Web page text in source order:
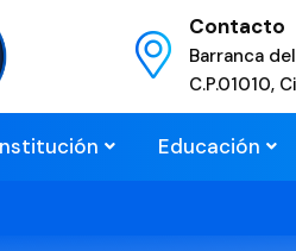
Contacto
Barranca
C.P.01010,
Educación